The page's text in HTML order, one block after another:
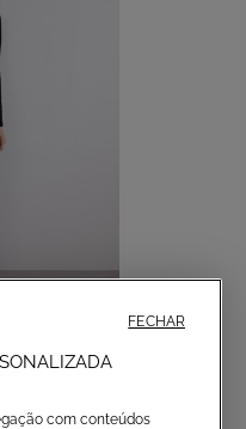
com conteúdos
FECHAR